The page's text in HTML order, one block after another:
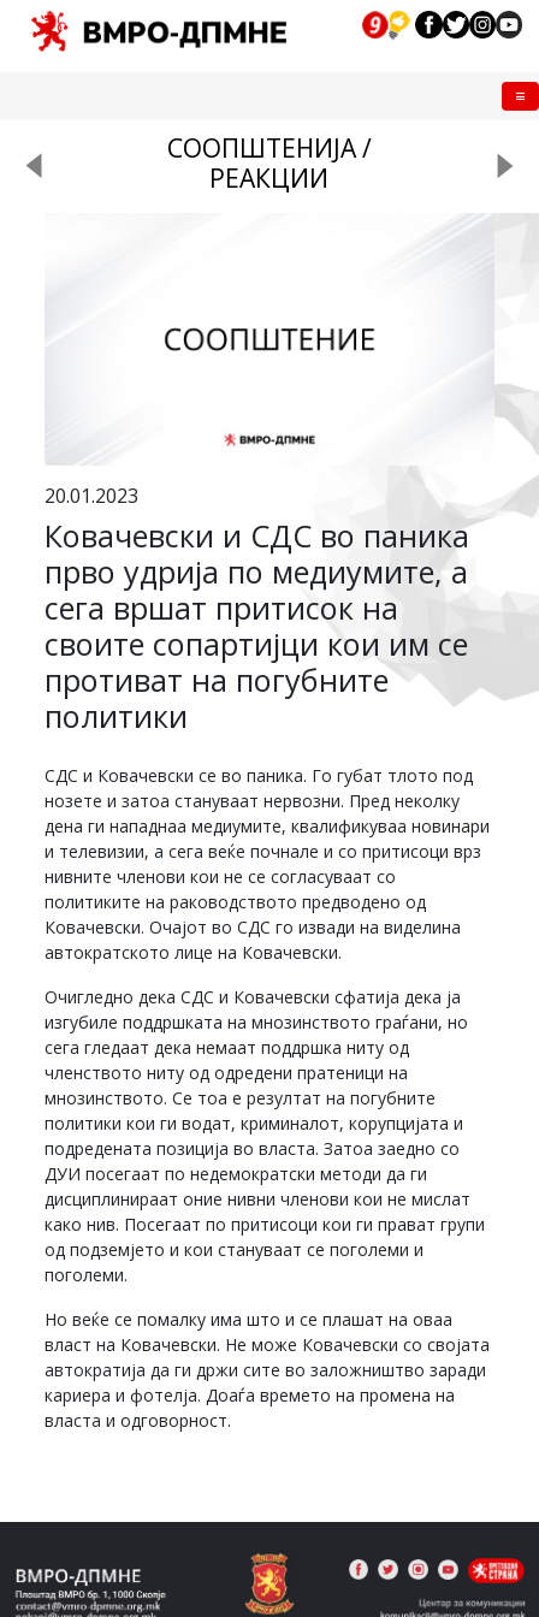
СООПШТЕНИЈА /
РЕАКЦИИ
20.01.2023
Ковачевски и СДС во паника
прво удрија по медиумите, а
сега вршат притисок на
своите сопартијци кои им се
противат на погубните
политики
СДС и Ковачевски се во паника. Го губат тлото под
нозете и затоа стануваат нервозни. Пред неколку
дена ги нападнаа медиумите, квалификуваа новинари
и телевизии, а сега веќе почнале и со притисоци врз
нивните членови кои не се согласуваат со
политиките на раководството предводено од
Ковачевски. Очајот во СДС го извади на виделина
автократското лице на Ковачевски.
Очигледно дека СДС и Ковачевски сфатија дека ја
изгубиле поддршката на мнозинството граѓани, но
сега гледаат дека немаат поддршка ниту од
членството ниту од одредени пратеници на
мнозинството. Се тоа е резултат на погубните
политики кои ги водат, криминалот, корупцијата и
подредената позиција во власта. Затоа заедно со
ДУИ посегаат по недемократски методи да ги
дисциплинираат оние нивни членови кои не мислат
како нив. Посегаат по притисоци кои ги прават групи
од подземјето и кои стануваат се поголеми и
поголеми.
Но веќе се помалку има што и се плашат на оваа
власт на Ковачевски. Не може Ковачевски со својата
автократија да ги држи сите во заложништво заради
кариера и фотелја. Доаѓа времето на промена на
власта и одговорност.